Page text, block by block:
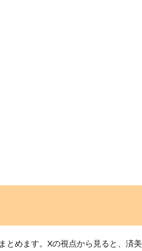
とめます。Xの視点から見ると、済美